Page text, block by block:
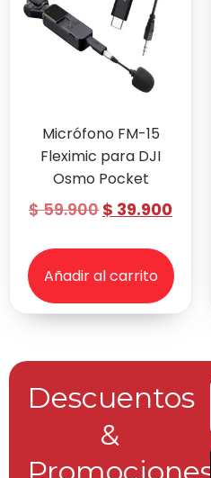
Micrófono FM-15
Fleximic para DJI
Osmo Pocket
$59.900 $ 39.900
Añadir al carrito
Descuentos
&
Promociones